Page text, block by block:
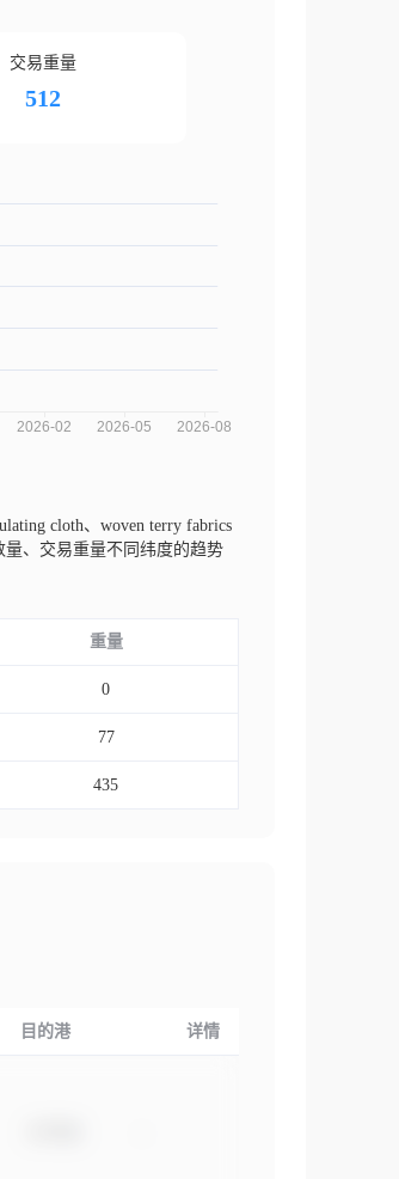
交易重量
512
cloth、woven terry fabrics
量、交易重量不同纬度的趋势
重量
0
77
435
目的港 详情